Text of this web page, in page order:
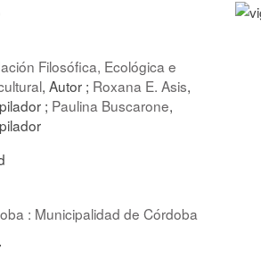
Filosófica, Ecológica e
, Autor ; Roxana E. Asis,
; Paulina Buscarone,
: Municipalidad de Córdoba